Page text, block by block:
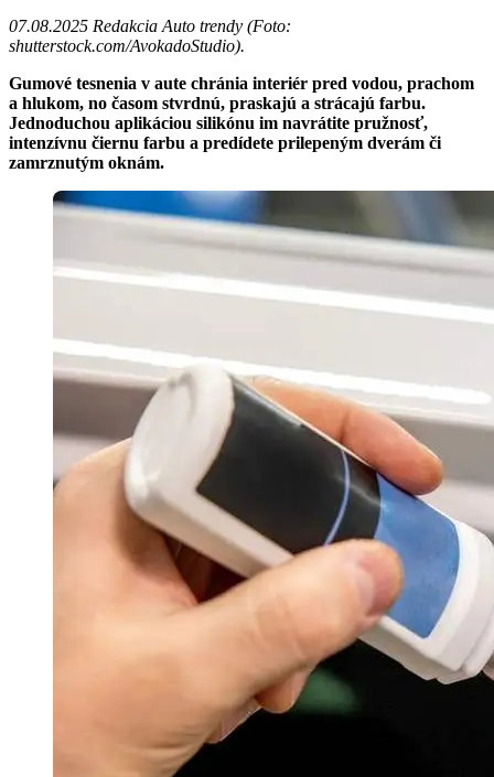
07.08.2025 Redakcia Auto trendy (Foto:
shutterstock.com/AvokadoStudio).
Gumové tesnenia v aute chránia interiér pred vodou, prachom
a hlukom, no časom stvrdnú, praskajú a strácajú farbu.
Jednoduchou aplikáciou silikónu im navrátite pružnosť,
intenzívnu čiernu farbu a predídete prilepeným dverám či
zamrznutým oknám.